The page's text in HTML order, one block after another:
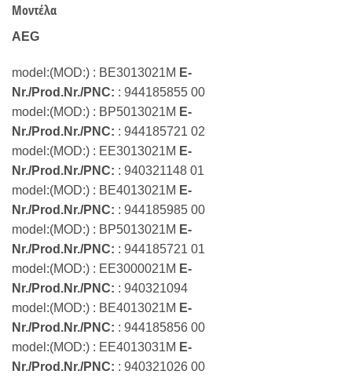
Μοντέλα
AEG
model:(MOD:) : BE3013021M E-
Nr./Prod.Nr./PNC: : 944185855 00
model:(MOD:) : BP5013021M E-
Nr./Prod.Nr./PNC: : 944185721 02
model:(MOD:) : EE3013021M E-
Nr./Prod.Nr./PNC: : 940321148 01
model:(MOD:) : BE4013021M E-
Nr./Prod.Nr./PNC: : 944185985 00
model:(MOD:) : BP5013021M E-
Nr./Prod.Nr./PNC: : 944185721 01
model:(MOD:) : EE3000021M E-
Nr./Prod.Nr./PNC: : 940321094
model:(MOD:) : BE4013021M E-
Nr./Prod.Nr./PNC: : 944185856 00
model:(MOD:) : EE4013031M E-
Nr./Prod.Nr./PNC: : 940321026 00